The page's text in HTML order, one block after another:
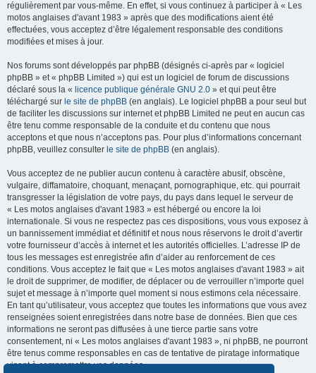
régulièrement par vous-même. En effet, si vous continuez à participer à « Les
motos anglaises d'avant 1983 » après que des modifications aient été
effectuées, vous acceptez d’être légalement responsable des conditions
modifiées et mises à jour.
Nos forums sont développés par phpBB (désignés ci-après par « logiciel
phpBB » et « phpBB Limited ») qui est un logiciel de forum de discussions
déclaré sous la « licence publique générale GNU 2.0 » et qui peut être
téléchargé sur le site de phpBB (en anglais). Le logiciel phpBB a pour seul but
de faciliter les discussions sur internet et phpBB Limited ne peut en aucun cas
être tenu comme responsable de la conduite et du contenu que nous
acceptons et que nous n’acceptons pas. Pour plus d’informations concernant
phpBB, veuillez consulter le site de phpBB (en anglais).
Vous acceptez de ne publier aucun contenu à caractère abusif, obscène,
vulgaire, diffamatoire, choquant, menaçant, pornographique, etc. qui pourrait
transgresser la législation de votre pays, du pays dans lequel le serveur de
« Les motos anglaises d'avant 1983 » est hébergé ou encore la loi
internationale. Si vous ne respectez pas ces dispositions, vous vous exposez à
un bannissement immédiat et définitif et nous nous réservons le droit d’avertir
votre fournisseur d’accès à internet et les autorités officielles. L’adresse IP de
tous les messages est enregistrée afin d’aider au renforcement de ces
conditions. Vous acceptez le fait que « Les motos anglaises d'avant 1983 » ait
le droit de supprimer, de modifier, de déplacer ou de verrouiller n’importe quel
sujet et message à n’importe quel moment si nous estimons cela nécessaire.
En tant qu’utilisateur, vous acceptez que toutes les informations que vous avez
renseignées soient enregistrées dans notre base de données. Bien que ces
informations ne seront pas diffusées à une tierce partie sans votre
consentement, ni « Les motos anglaises d'avant 1983 », ni phpBB, ne pourront
être tenus comme responsables en cas de tentative de piratage informatique
visant à compromettre vos données.